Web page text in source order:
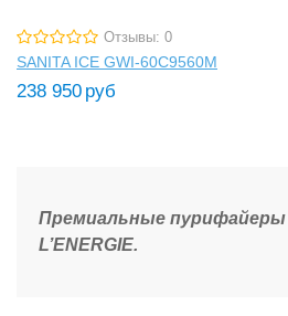
Отзывы: 0
SANITA ICE GWI-60C9560M
238 950 руб
Премиальные
L’ENERGIE.